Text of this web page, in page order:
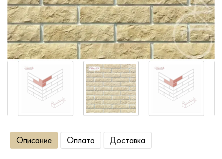
Сопутствующие товары
О компании
Услуги
Оплата
Портфолио
Описание Оплата Доставка